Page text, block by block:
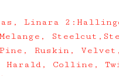
Linara
Ruskin,
Harald, Colline,